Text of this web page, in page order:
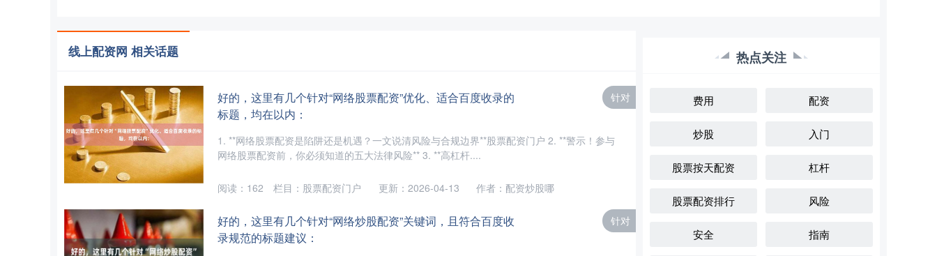
线上配资网 相关话题
好的，这里有几个针对“网络股票配资”优化、适合百度收录的
标题，均在以内：
1. **网络股票配资是陷阱还是机遇？一文说清风险与合规边界**股票配资门户 2. **警示！参与
网络股票配资前，你必须知道的五大法律风险** 3. **高杠杆....
针对
更新：2026-04-13 作者：配资炒股哪
阅读： 162 栏目： 股票配资门户
好的，这里有几个针对“网络炒股配资”关键词，且符合百度收
录规范的标题建议：
针对
热点关注
费用 配资
炒股 入门
股票按天配资 杠杆
股票配资排行 风险
安全 指南